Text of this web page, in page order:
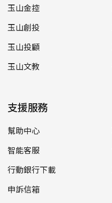
玉山金控
玉山創投
玉山投顧
玉山文教
支援服務
幫助中心
智能客服
行動銀行下載
申訴信箱